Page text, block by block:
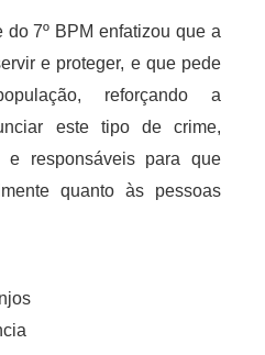
7º BPM enfatizou que a
e proteger, e que pede
reforçando a
este tipo de crime,
responsáveis para que
quanto às pessoas